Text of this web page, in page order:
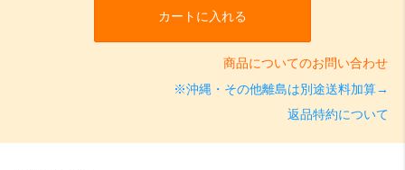
カートに入れる
商品についてのお問い合わせ
※沖縄・その他離島は別途送料加算→
返品特約について